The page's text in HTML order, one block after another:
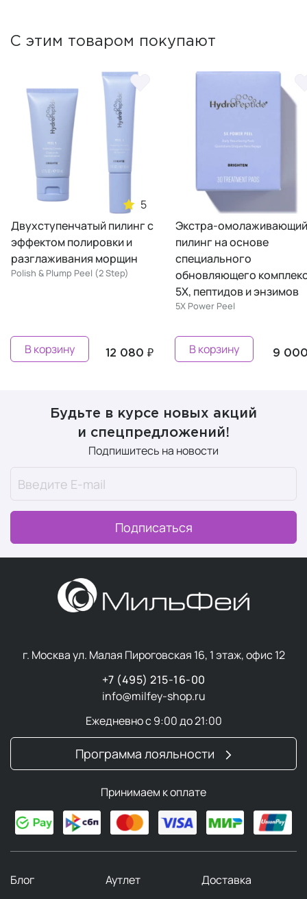
С этим товаром покупают
5
пилинг с
и
морщин
Step)
12 080 ₽
Экстра-омолаживающий
пилинг на основе
специального
обновляющего комплекса
5X, пептидов и энзимов
9 000 ₽
В корзину
лифтинга,
В
Будьте в курсе новых акций
и спецпредложений!
Подпишитесь на новости
Подписаться
г. Москва ул. Малая Пироговская 16, 1 этаж, офис 12
+7 (495) 215-16-00
info@milfey-shop.ru
Ежедневно с 9:00 до 21:00
Программа лояльности
Принимаем к оплате
Блог Аутлет
Доставка